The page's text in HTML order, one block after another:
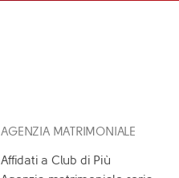
AGENZIA MATRIMONIALE
Affidati a Club di Più